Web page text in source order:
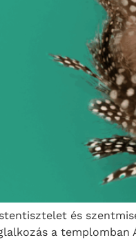
és
a templomban